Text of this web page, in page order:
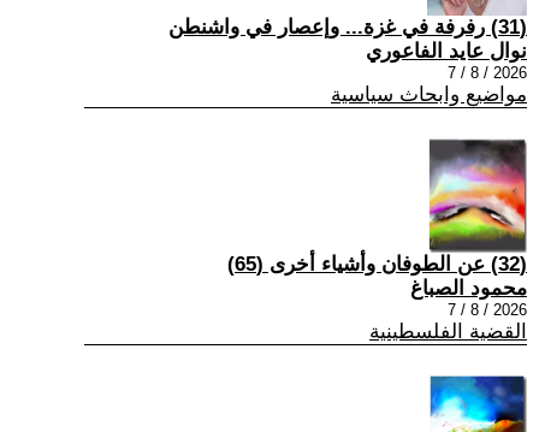
(31) رفرفة في غزة... وإعصار في واشنطن
نوال عايد الفاعوري
2026 / 8 / 7
مواضيع وابحاث سياسية
(32) عن الطوفان وأشياء أخرى (65)
محمود الصباغ
2026 / 8 / 7
القضية الفلسطينية